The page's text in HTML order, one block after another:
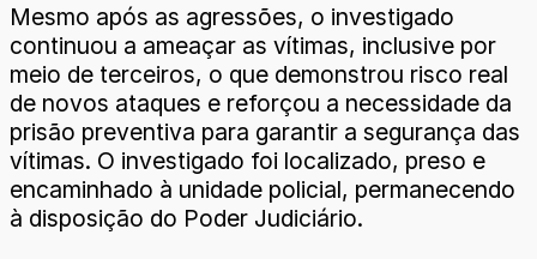
Mesmo após as agressões, o investigado
continuou a ameaçar as vítimas, inclusive por
meio de terceiros, o que demonstrou risco real
de novos ataques e reforçou a necessidade da
prisão preventiva para garantir a segurança das
vítimas. O investigado foi localizado, preso e
encaminhado à unidade policial, permanecendo
à disposição do Poder Judiciário.